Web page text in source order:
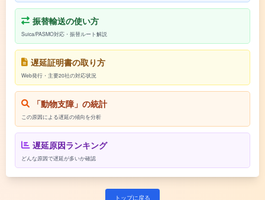
振替輸送の使い方
Suica/PASMO対応・振替ルート解説
遅延証明書の取り方
Web発行・主要20社の対応状況
「動物支障」の統計
この原因による遅延の傾向を分析
遅延原因ランキング
どんな原因で遅延が多いか確認
トップに戻る